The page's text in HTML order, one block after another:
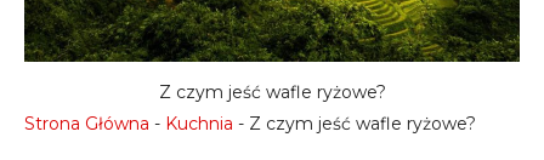
Strona Główna - Kuchnia - Z czym jeść wafle ryżowe?
Z czym jeść wafle ryżowe?